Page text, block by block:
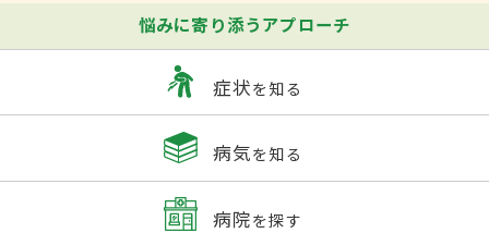
悩みに寄り添うアプローチ
症状を知る
病気を知る
病院を探す